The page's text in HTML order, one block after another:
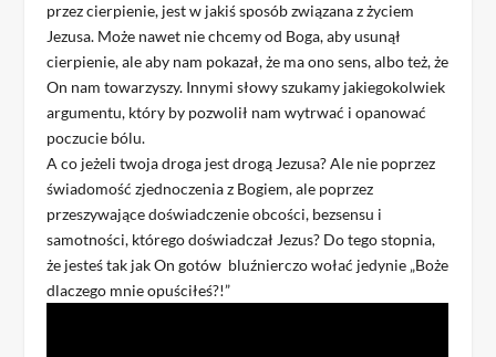
przez cierpienie, jest w jakiś sposób związana z życiem
Jezusa. Może nawet nie chcemy od Boga, aby usunął
cierpienie, ale aby nam pokazał, że ma ono sens, albo też, że
On nam towarzyszy. Innymi słowy szukamy jakiegokolwiek
argumentu, który by pozwolił nam wytrwać i opanować
poczucie bólu.
A co jeżeli twoja droga jest drogą Jezusa? Ale nie poprzez
świadomość zjednoczenia z Bogiem, ale poprzez
przeszywające doświadczenie obcości, bezsensu i
samotności, którego doświadczał Jezus? Do tego stopnia,
że jesteś tak jak On gotów bluźnierczo wołać jedynie „Boże
dlaczego mnie opuściłeś?!”